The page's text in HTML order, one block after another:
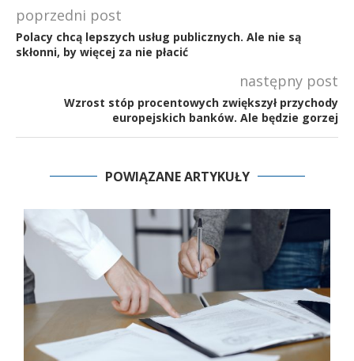
poprzedni post
Polacy chcą lepszych usług publicznych. Ale nie są
skłonni, by więcej za nie płacić
następny post
Wzrost stóp procentowych zwiększył przychody
europejskich banków. Ale będzie gorzej
POWIĄZANE ARTYKUŁY